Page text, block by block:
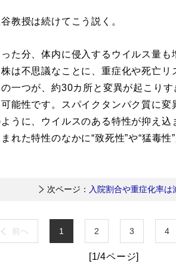
教授は続けてこう説く。
った分、体内に侵入するウイルス量
は不思議なことに、重症化や死亡
一つが、約30カ所と変異が起こり
能性です。スパイクタンパク質に
うに、ウイルスのある特性が抑え
れた特性のなかに“致死性”や“猛毒
次ページ： 入院割合や重症化率は
前へ 1 2 3 4
[1/4ページ]